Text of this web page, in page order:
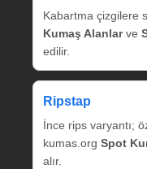
Kabartma çizgilere
Kumaş Alanlarve
edilir.
Ripstap
İnce rips varyantı;
kumas.org Spot
alır.